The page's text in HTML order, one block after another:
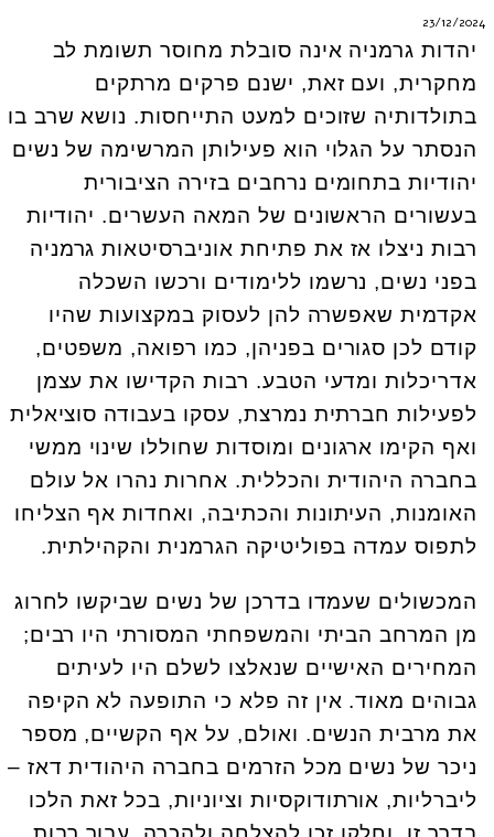
23/12/2024
יהדות גרמניה אינה סובלת מחוסר תשומת לב
מחקרית, ועם זאת, ישנם פרקים מרתקים
בתולדותיה שזוכים למעט התייחסות. נושא שרב בו
הנסתר על הגלוי הוא פעילותן המרשימה של נשים
יהודיות בתחומים נרחבים בזירה הציבורית
בעשורים הראשונים של המאה העשרים. יהודיות
רבות ניצלו אז את פתיחת אוניברסיטאות גרמניה
בפני נשים, נרשמו ללימודים ורכשו השכלה
אקדמית שאפשרה להן לעסוק במקצועות שהיו
קודם לכן סגורים בפניהן, כמו רפואה, משפטים,
אדריכלות ומדעי הטבע. רבות הקדישו את עצמן
לפעילות חברתית נמרצת, עסקו בעבודה סוציאלית
ואף הקימו ארגונים ומוסדות שחוללו שינוי ממשי
בחברה היהודית והכללית. אחרות נהרו אל עולם
האומנות, העיתונות והכתיבה, ואחדות אף הצליחו
לתפוס עמדה בפוליטיקה הגרמנית והקהילתית.
המכשולים שעמדו בדרכן של נשים שביקשו לחרוג
מן המרחב הביתי והמשפחתי המסורתי היו רבים;
המחירים האישיים שנאלצו לשלם היו לעיתים
גבוהים מאוד. אין זה פלא כי התופעה לא הקיפה
את מרבית הנשים. ואולם, על אף הקשיים, מספר
ניכר של נשים מכל הזרמים בחברה היהודית דאז –
ליברליות, אורתודוקסיות וציוניות, בכל זאת הלכו